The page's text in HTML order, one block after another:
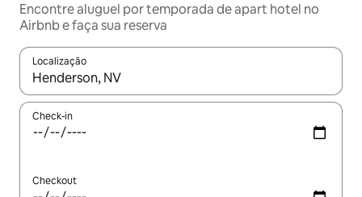
Encontre aluguel por temporada de apart hotel no
Airbnb e faça sua reserva
Localização
Quando os resultados estiverem disponíveis, explore-os
Check-in
Checkout